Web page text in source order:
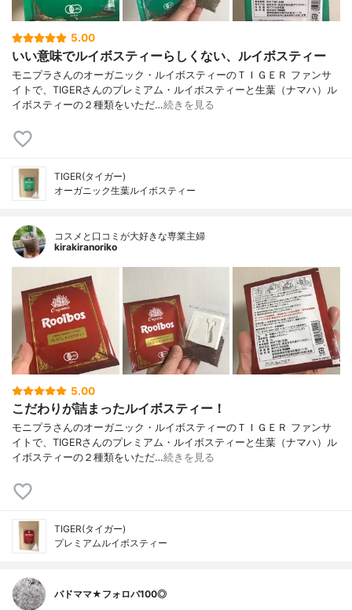
5.00
いい意味でルイボスティーらしくない、ルイボスティー
モニプラさんのオーガニック・ルイボスティーのＴＩＧＥＲ ファンサ
イトで、TIGERさんのプレミアム・ルイボスティーと生葉（ナマハ）ル
イボスティーの２種類をいただ…続きを見る
TIGER(タイガー)
オーガニック生葉ルイボスティー
コスメと口コミが大好きな専業主婦
kirakiranoriko
5.00
こだわりが詰まったルイボスティー！
モニプラさんのオーガニック・ルイボスティーのＴＩＧＥＲ ファンサ
イトで、TIGERさんのプレミアム・ルイボスティーと生葉（ナマハ）ル
イボスティーの２種類をいただ…続きを見る
TIGER(タイガー)
プレミアムルイボスティー
バドママ★フォロバ100◎